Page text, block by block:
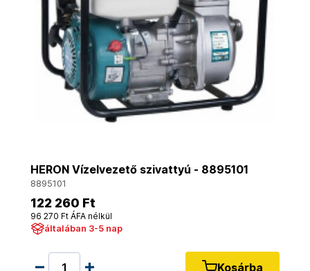
HERON Vízelvezető szivattyú - 8895101
8895101
122 260 Ft
96 270 Ft ÁFA nélkül
általában 3-5 nap
Kosárba